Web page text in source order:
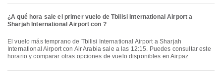
¿A qué hora sale el primer vuelo de Tbilisi International Airport a
Sharjah International Airport con ?
El vuelo más temprano de Tbilisi International Airport a Sharjah
International Airport con Air Arabia sale a las 12:15. Puedes consultar este
horario y comparar otras opciones de vuelo disponibles en Airpaz.